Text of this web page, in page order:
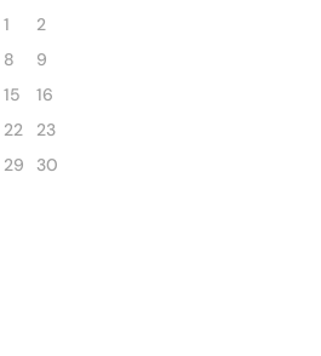
1
2
8
9
15
16
22
23
29
30